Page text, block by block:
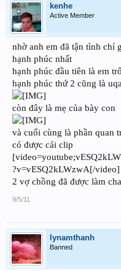
kenhe
Active Member
nhờ anh em đã tận tình chỉ
hạnh phúc nhất
hạnh phúc đầu tiên là em
hạnh phúc thứ 2 cũng là
còn đây là mẹ của bày con
và cuối cùng là phần quan
có được cái clip
?v=vESQ2kLWzwA[/video]
2 vợ chồng đã được làm
9/5/11
lynamthanh
Banned